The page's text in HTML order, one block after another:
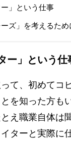
ー」という仕事
ーズ」を考えるた
ー」という仕
て、初めてコ
を知った方も
え職業自体は
ターと実際に